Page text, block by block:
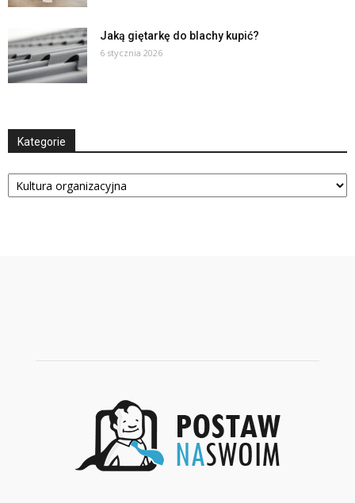
Jaką giętarkę do blachy kupić?
6 stycznia 2026
Kategorie
Kategorie